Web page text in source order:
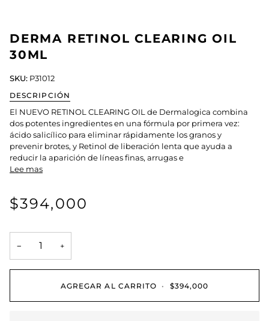
DERMA RETINOL CLEARING OIL
30ML
SKU: P31012
DESCRIPCIÓN
El NUEVO RETINOL CLEARING OIL de Dermalogica combina
dos potentes ingredientes en una fórmula por primera vez:
ácido salicílico para eliminar rápidamente los granos y
prevenir brotes, y Retinol de liberación lenta que ayuda a
reducir la aparición de líneas finas, arrugas e
Lee mas
$394,000
− +
AGREGAR AL CARRITO • $394,000